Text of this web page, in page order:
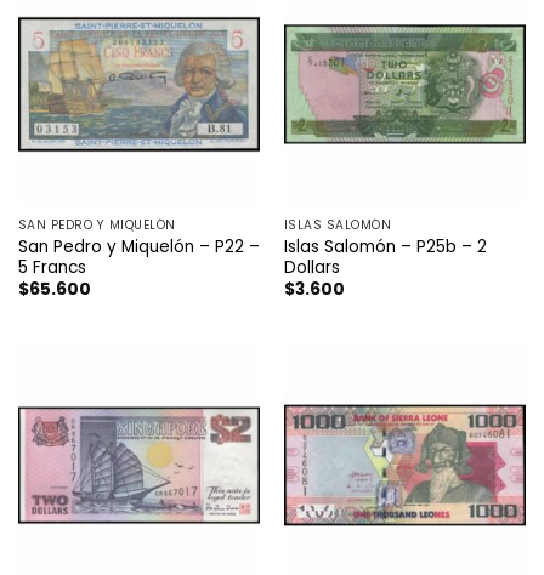
SAN PEDRO Y MIQUELÓN
San Pedro y Miquelón – P22 –
5 Francs
$65.600
ISLAS SALOMÓN
Islas Salomón – P25b – 2
Dollars
$3.600